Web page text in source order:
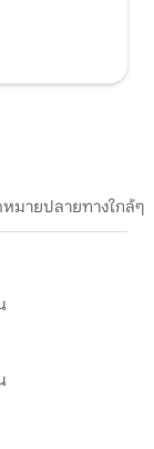
มายปลายทางใกล้ๆ